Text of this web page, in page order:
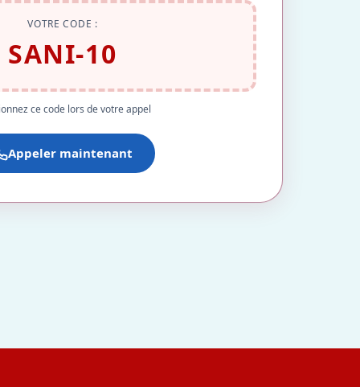
VOTRE CODE :
SANI-10
ce code lors de votre appel
Appeler maintenant